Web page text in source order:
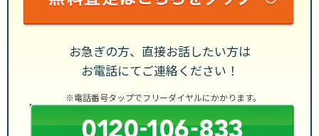
お急ぎの方、直接お話したい方は
お電話にてご連絡ください！
※電話番号タップでフリーダイヤルにかかります。